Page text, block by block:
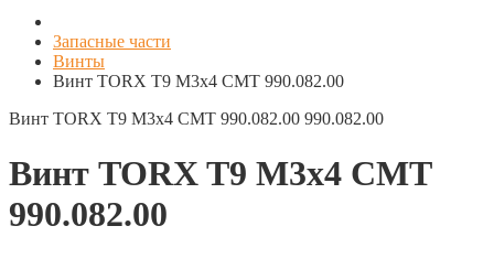
Запасные части
Винты
Винт TORX T9 M3x4 CMT 990.082.00
Винт TORX T9 M3x4 CMT 990.082.00 990.082.00
Винт TORX T9 M3x4 CMT
990.082.00